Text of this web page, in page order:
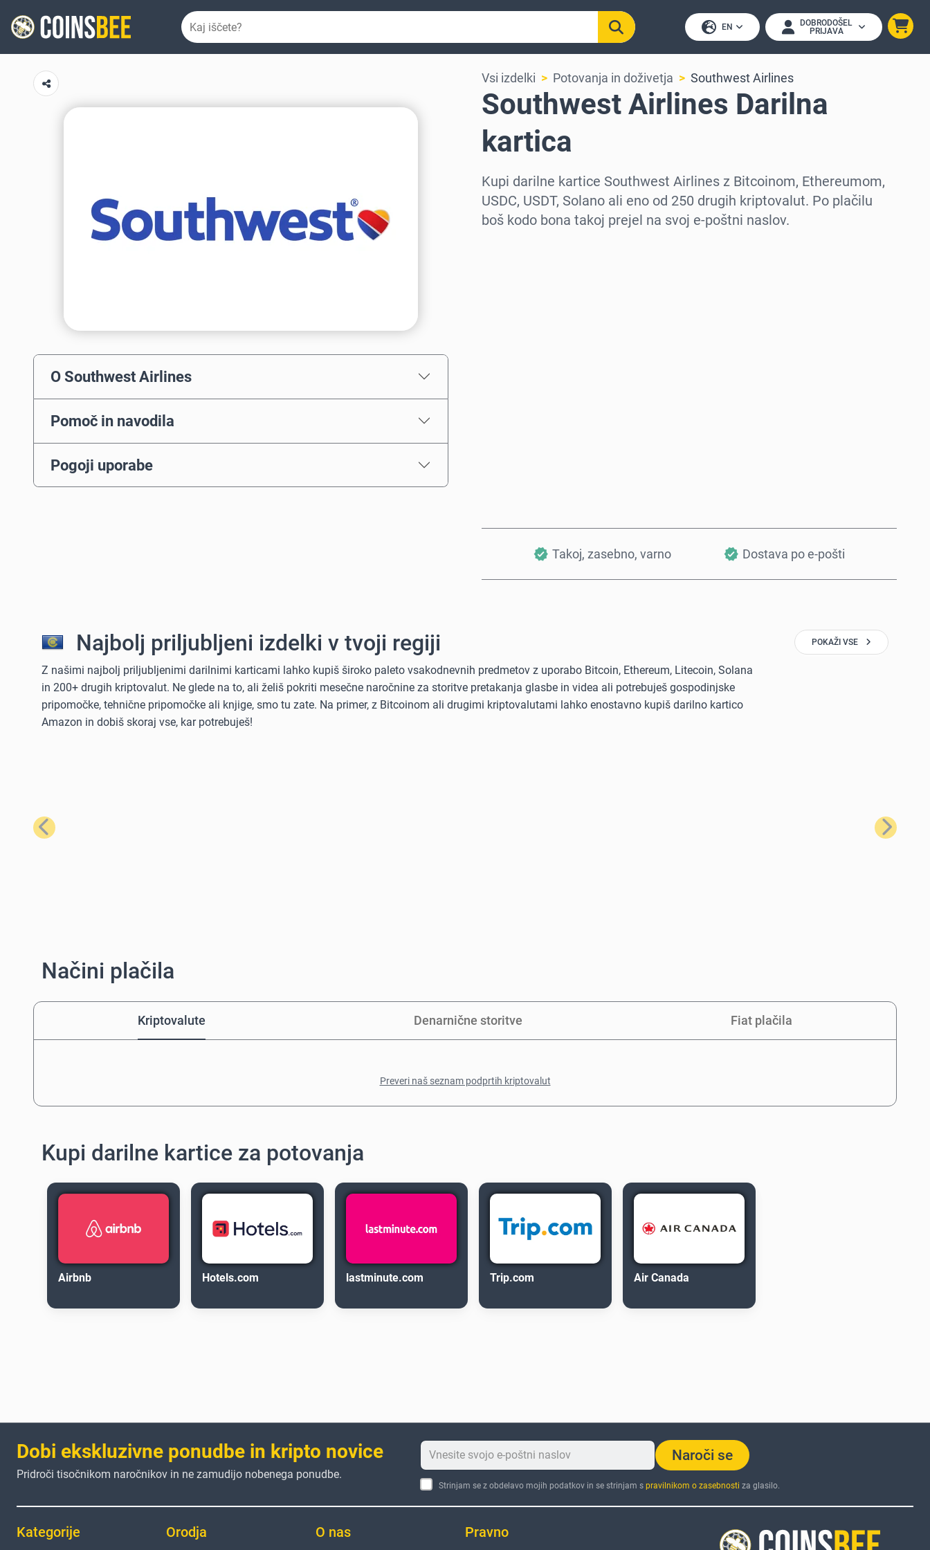
EN
DOBRODOŠEL
PRIJAVA
O Southwest Airlines
Pomoč in navodila
Pogoji uporabe
Vsi izdelki Potovanja in doživetja Southwest Airlines
Southwest Airlines Darilna
kartica
Kupi darilne kartice Southwest Airlines z Bitcoinom, Ethereumom,
USDC, USDT, Solano ali eno od 250 drugih kriptovalut. Po plačilu
boš kodo bona takoj prejel na svoj e-poštni naslov.
Takoj, zasebno, varno Dostava po e-pošti
Najbolj priljubljeni izdelki v tvoji regiji
Z našimi najbolj priljubljenimi darilnimi karticami lahko kupiš široko paleto vsakodnevnih predmetov z uporabo Bitcoin, Ethereum, Litecoin, Solana
in 200+ drugih kriptovalut. Ne glede na to, ali želiš pokriti mesečne naročnine za storitve pretakanja glasbe in videa ali potrebuješ gospodinjske
pripomočke, tehnične pripomočke ali knjige, smo tu zate. Na primer, z Bitcoinom ali drugimi kriptovalutami lahko enostavno kupiš darilno kartico
Amazon in dobiš skoraj vse, kar potrebuješ!
POKAŽI VSE
Prejšnji Naslednji
Načini plačila
Kriptovalute Denarnične storitve Fiat plačila
Preveri naš seznam podprtih kriptovalut
Kupi darilne kartice za potovanja
Airbnb Hotels.com lastminute.com Trip.com Air Canada
Dobi ekskluzivne ponudbe in kripto novice
Pridroči tisočnikom naročnikov in ne zamudijo nobenega ponudbe.
Naroči se
Strinjam se z obdelavo mojih podatkov in se strinjam s pravilnikom o zasebnosti za glasilo.
Kategorije Orodja O nas Pravno